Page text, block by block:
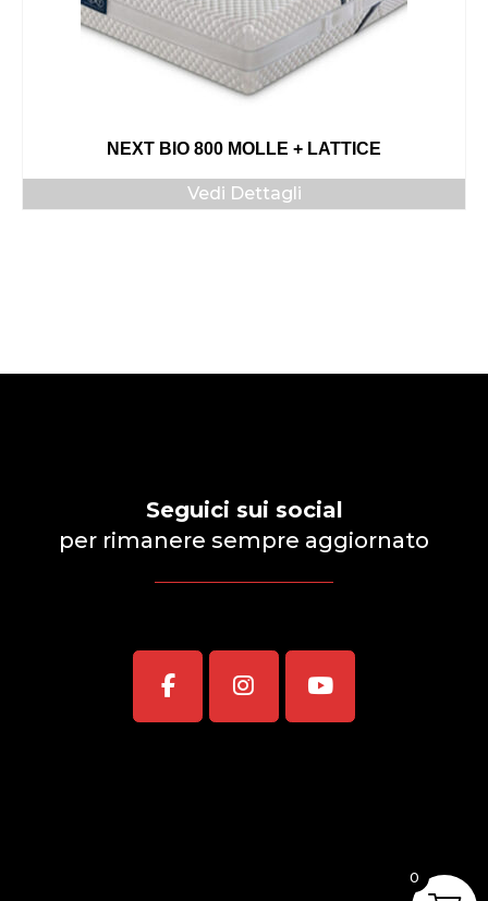
NEXT BIO 800 MOLLE + LATTICE
Vedi Dettagli
Seguici sui social
per rimanere sempre aggiornato
0